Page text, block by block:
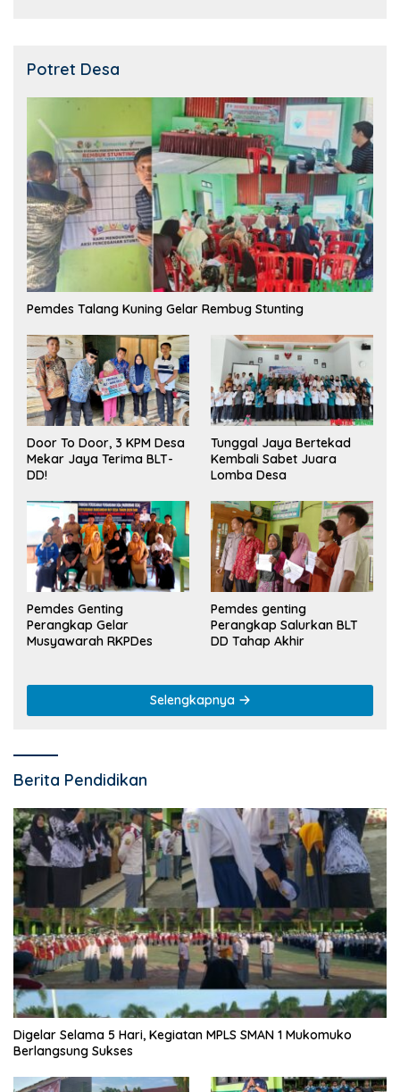
Potret Desa
Pemdes Talang Kuning Gelar Rembug Stunting
Door To Door, 3 KPM Desa
Mekar Jaya Terima BLT-
DD!
Tunggal Jaya Bertekad
Kembali Sabet Juara
Lomba Desa
Pemdes Genting
Perangkap Gelar
Musyawarah RKPDes
Pemdes genting
Perangkap Salurkan BLT
DD Tahap Akhir
Selengkapnya
Berita Pendidikan
Digelar Selama 5 Hari, Kegiatan MPLS SMAN 1 Mukomuko
Berlangsung Sukses